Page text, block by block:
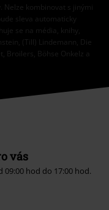
Nelze kombinovat s jinými
sleva automaticky
se na média, knihy,
(Till) Lindemann, Die
Broilers, Böhse Onkelz a
vás
09:00 hod do 17:00 hod.